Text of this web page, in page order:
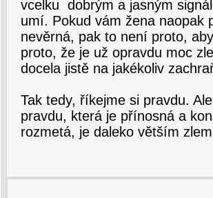
vcelku dobrým a jasným
umí. Pokud vám žena naopak
nevěrná, pak to není proto,
proto, že je už opravdu moc
docela jistě na jakékoliv
Tak tedy, říkejme si pravdu.
pravdu, která je přínosná a
rozmetá, je daleko větším